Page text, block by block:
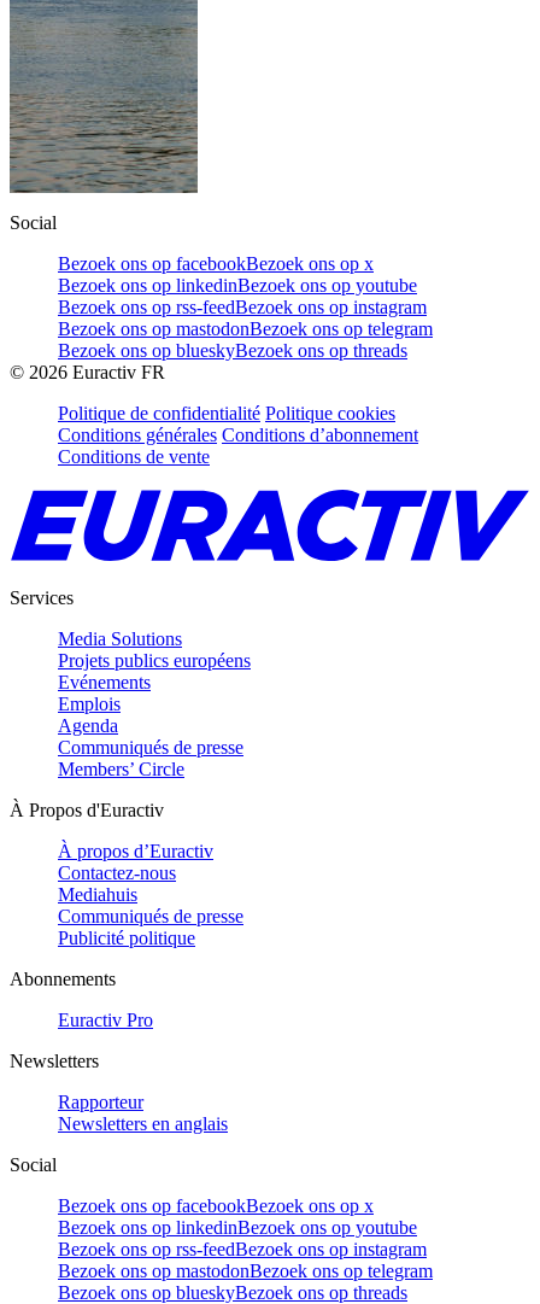
Social
Bezoek ons op facebookBezoek ons op x
Bezoek ons op linkedinBezoek ons op youtube
Bezoek ons op rss-feedBezoek ons op instagram
Bezoek ons op mastodonBezoek ons op telegram
Bezoek ons op blueskyBezoek ons op threads
© 2026 Euractiv FR
Politique de confidentialité Politique cookies
Conditions générales Conditions d’abonnement
Conditions de vente
Services
Media Solutions
Projets publics européens
Evénements
Emplois
Agenda
Communiqués de presse
Members’ Circle
À Propos d'Euractiv
À propos d’Euractiv
Contactez-nous
Mediahuis
Communiqués de presse
Publicité politique
Abonnements
Euractiv Pro
Newsletters
Rapporteur
Newsletters en anglais
Social
Bezoek ons op facebookBezoek ons op x
Bezoek ons op linkedinBezoek ons op youtube
Bezoek ons op rss-feedBezoek ons op instagram
Bezoek ons op mastodonBezoek ons op telegram
Bezoek ons op blueskyBezoek ons op threads